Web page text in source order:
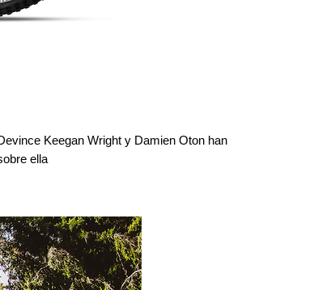
Keegan Wright y Damien Oton han
ella